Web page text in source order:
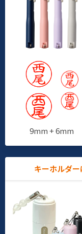
9mm + 6mm
キーホルダ